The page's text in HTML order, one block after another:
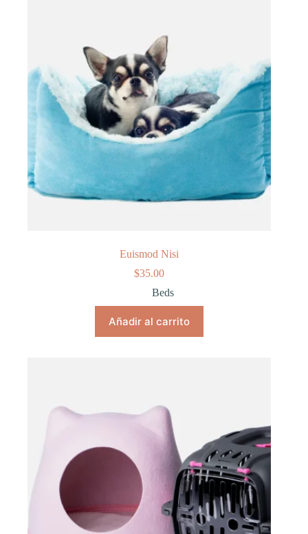
Euismod Nisi
$35.00
Beds
Añadir al carrito